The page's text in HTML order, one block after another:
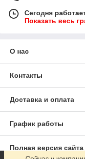
Сегодня
Показать весь
О нас
Контакты
Доставка и оплата
График работы
Полная версия сайта